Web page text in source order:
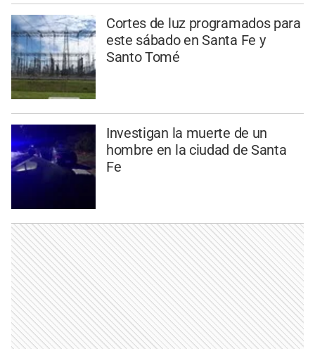
Cortes de luz programados para
este sábado en Santa Fe y
Santo Tomé
Investigan la muerte de un
hombre en la ciudad de Santa
Fe